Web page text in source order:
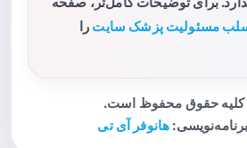
مسئولیت پزشک سایت را
هانوفر آی تی